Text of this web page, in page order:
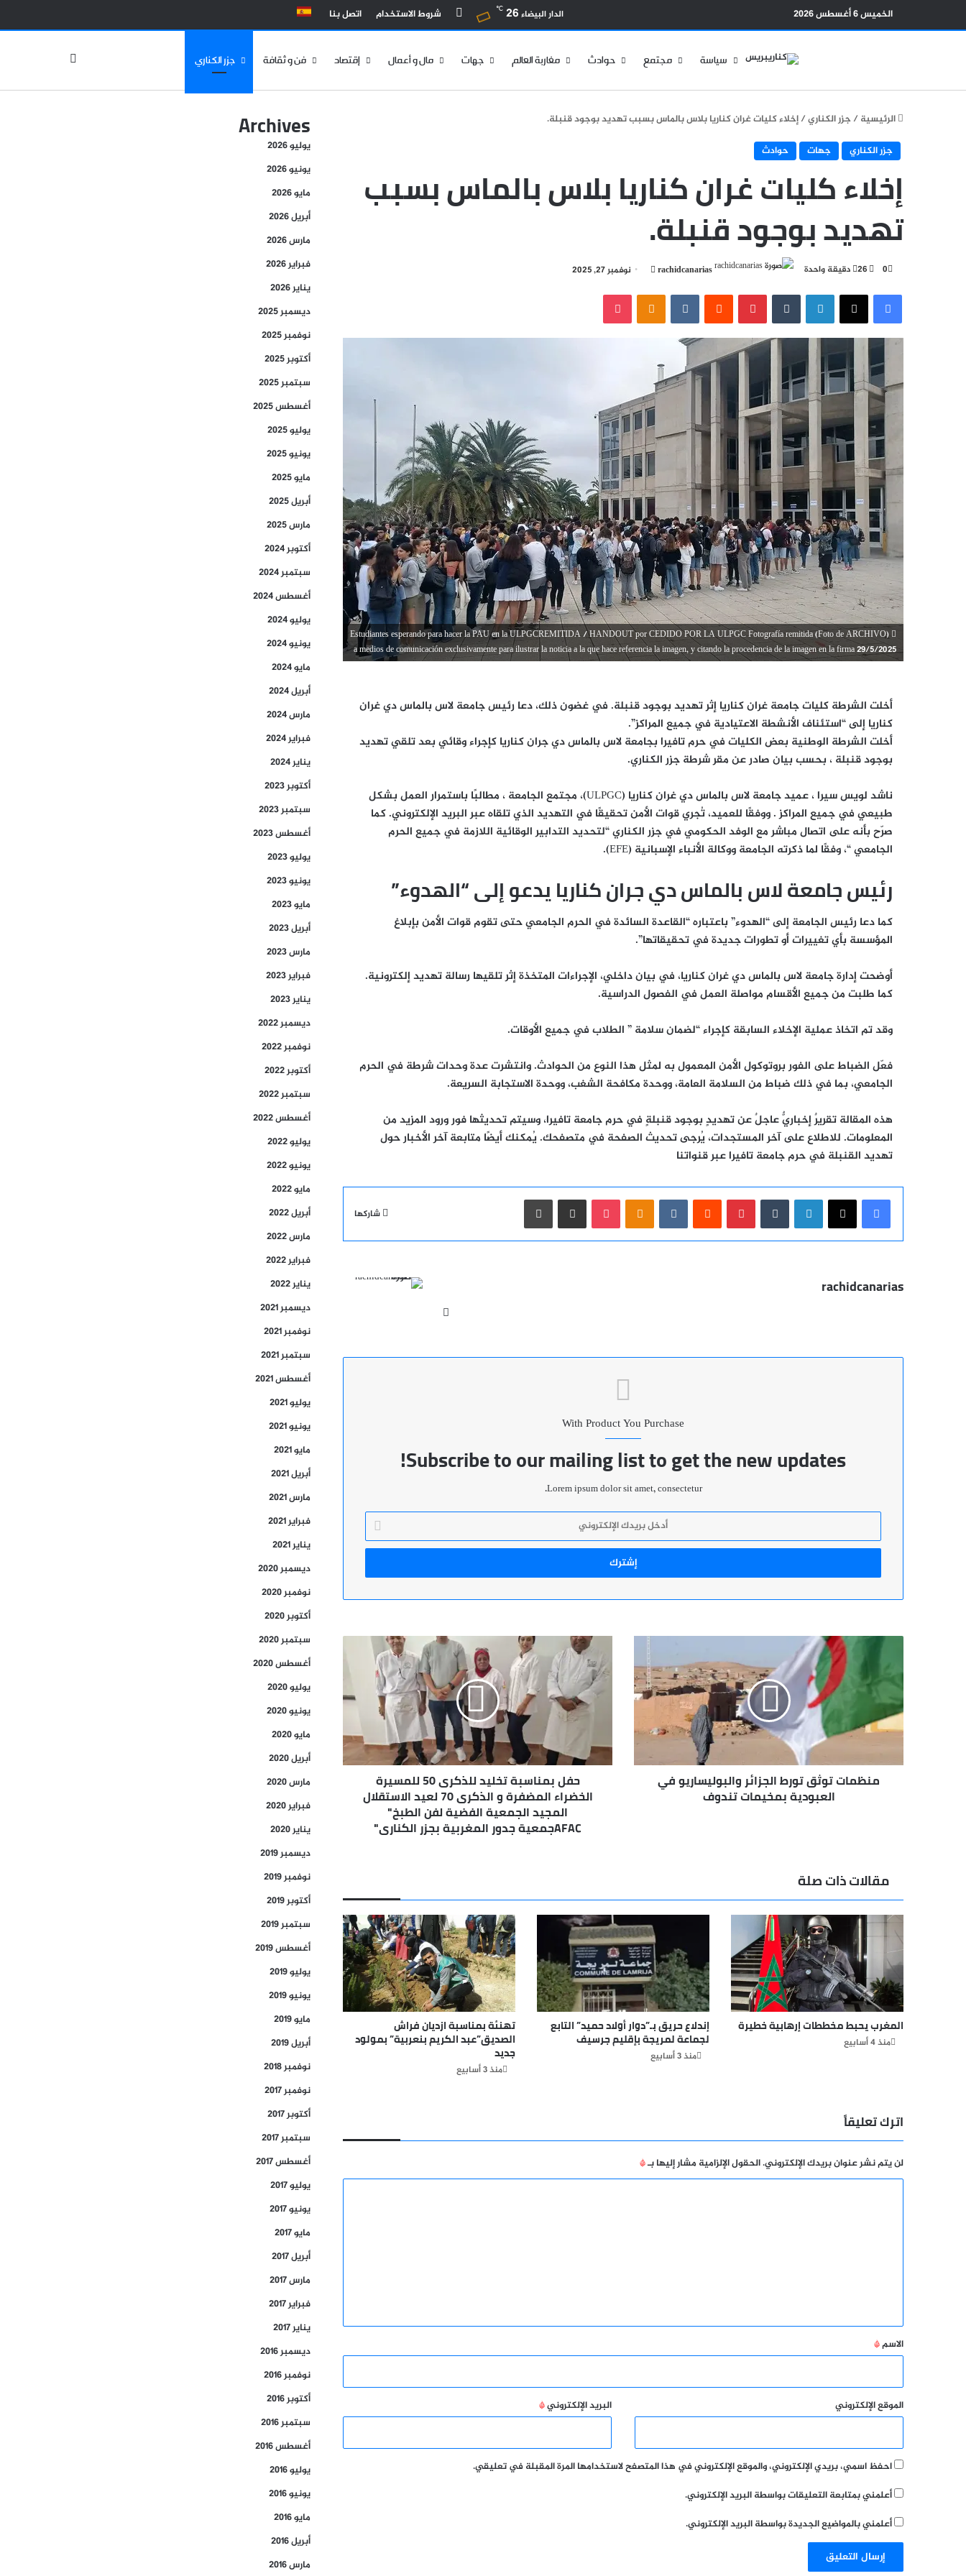
الخميس 6 أغسطس 2026 الدار البيضاء 26
℃ بحث عن
شروط الاستخدام اتصل بنا
سياسة مجتمع حوادث مغاربة العالم جهات مال و أعمال إقتصاد فن و ثقافة جزر الكناري
الرئيسية/جزر الكناري/إخلاء كليات غران كناريا بلاس بالماس بسبب تهديد بوجود قنبلة.
جزر الكناري
جهات حوادث
إخلاء كليات غران كناريا بلاس بالماس بسبب
تهديد بوجود قنبلة.
rachidcanarias
أرسل
إلكترونيا
نوفمبر 27, 2025 0 دقيقة واحدة
فيسبوك‫X لينكدإن بينتيريست Odnoklassniki
‫Pocket
(Foto de ARCHIVO) Estudiantes esperando para hacer la PAU en la ULPGCREMITIDA / HANDOUT por CEDIDO POR LA ULPGC Fotografía remitida
a medios de comunicación exclusivamente para ilustrar la noticia a la que hace referencia la imagen, y citando la procedencia de la imagen en la firma 29/5/2025
أخلت الشرطة كليات جامعة غران كناريا إثر تهديد بوجود قنبلة. في غضون ذلك، دعا رئيس جامعة لاس بالماس دي غران
كناريا إلى “استئناف الأنشطة الاعتيادية في جميع المراكز”.
أخلت الشرطة الوطنية بعض الكليات في حرم تافيرا بجامعة لاس بالماس دي جران كناريا كإجراء وقائي بعد تلقيتهديد
بوجود قنبلة ، بحسب بيان صادر عن مقر شرطة جزر الكناري.
ناشد لويس سيرا ، عميد جامعة لاس بالماس دي غران كناريا (ULPGC)،
مجتمع الجامعة ، مطالبًا باستمرار العمل بشكل
طبيعي في جميع المراكز. ووفقًا للعميد، تُجري قوات الأمن تحقيقًا في التهديد الذي تلقاه عبر البريد الإلكتروني. كما
صرّح بأنه على اتصال مباشر مع الوفد الحكومي في جزر الكناري“لتحديد التدابير الوقائية اللازمة في جميع الحرم
الجامعي“، وفقًا لما ذكرته الجامعة ووكالة الأنباء الإسبانية (EFE).
رئيس جامعة لاس بالماس دي جران كناريا يدعو إلى “الهدوء”
كما دعا رئيس الجامعة إلى“الهدوء” باعتباره “القاعدة السائدة في الحرم الجامعي حتى تقوم قوات الأمن بإبلاغ
المؤسسة بأي تغييرات أو تطورات جديدة في تحقيقاتها”.
أوضحت إدارة جامعة لاس بالماس دي غران كناريا، في بيان داخلي، الإجراءات المتخذة إثر تلقيها رسالة تهديد إلكترونية.
كما طلبت من جميع الأقسام مواصلة العمل في الفصول الدراسية.
وقد تم اتخاذ عملية الإخلاء السابقة كإجراء “لضمانسلامة ” الطلاب في جميع الأوقات.
فعّل الضباط على الفوربروتوكول الأمن المعمول به لمثل هذا النوع من الحوادث. وانتشرت عدة وحدات شرطة في الحرم
الجامعي، بما في ذلك ضباط من السلامة العامة، ووحدة مكافحة الشغب، ووحدة الاستجابة السريعة.
هذه المقالة تقريرٌ إخباريٌّ عاجلٌ عن تهديدٍ بوجود قنبلةٍ في حرم جامعة تافيرا، وسيتم تحديثها فور ورود المزيد من
المعلومات. للاطلاع على آخر المستجدات، يُرجى تحديث الصفحة في متصفحك. يُمكنك أيضًا متابعة آخر الأخبار حول
تهديد القنبلة في حرم جامعة تافيرا عبر قنواتنا
شاركها
فيسبوك‫X لينكدإن بينتيريست Odnoklassniki
‫Pocket مشاركة عبر البريد طباعة
rachidcanarias
With Product You Purchase
Subscribe to our mailing list to get the new updates!
Lorem ipsum dolor sit amet, consectetur.
أدخل
الإلكتروني
بمناسبة
تخليد
للذكرى
المضفرة
و
الاستقلال
الطبخ"
AFACجمعية
جدور
المغربية
بجزر
الكناري"
حفل بمناسبة تخليد للذكرى 50 للمسيرة
الخضراء المضفرة و الذكرى 70 لعيد الاستقلال
المجيد الجمعية الفضية لفن الطبخ"
AFACجمعية جدور المغربية بجزر الكناري"
منظمات
تورط
الجزائر
والبوليساريو
في
العبودية
تندوف
منظمات توثق تورط الجزائر والبوليساريو في
العبودية بمخيمات تندوف
مقالات ذات صلة
تهنئة بمناسبة ازديان فراش
الصديق”عبد الكريم بنعربية” بمولود
جديد
منذ 3 أسابيع
إندلاع حريق بـ”دوار أولاد حميد” التابع
لجماعة لمريجة بإقليم جرسيف
منذ 3 أسابيع
المغرب يحبط مخططات إرهابية خطيرة
منذ 4 أسابيع
اترك تعليقاً
لن يتم نشر عنوان بريدك الإلكتروني.الحقول الإلزامية مشار إليها بـ*
*
الاسم*
البريد الإلكتروني* الموقع الإلكتروني
احفظ اسمي، بريدي الإلكتروني، والموقع الإلكتروني في هذا المتصفح لاستخدامها المرة المقبلة في تعليقي.
أعلمني بمتابعة التعليقات بواسطة البريد الإلكتروني.
أعلمني بالمواضيع الجديدة بواسطة البريد الإلكتروني.
Archives
يوليو 2026
يونيو 2026
مايو 2026
أبريل 2026
مارس 2026
فبراير 2026
يناير 2026
ديسمبر 2025
نوفمبر 2025
أكتوبر 2025
سبتمبر 2025
أغسطس 2025
يوليو 2025
يونيو 2025
مايو 2025
أبريل 2025
مارس 2025
أكتوبر 2024
سبتمبر 2024
أغسطس 2024
يوليو 2024
يونيو 2024
مايو 2024
أبريل 2024
مارس 2024
فبراير 2024
يناير 2024
أكتوبر 2023
سبتمبر 2023
أغسطس 2023
يوليو 2023
يونيو 2023
مايو 2023
أبريل 2023
مارس 2023
فبراير 2023
يناير 2023
ديسمبر 2022
نوفمبر 2022
أكتوبر 2022
سبتمبر 2022
أغسطس 2022
يوليو 2022
يونيو 2022
مايو 2022
أبريل 2022
مارس 2022
فبراير 2022
يناير 2022
ديسمبر 2021
نوفمبر 2021
سبتمبر 2021
أغسطس 2021
يوليو 2021
يونيو 2021
مايو 2021
أبريل 2021
مارس 2021
فبراير 2021
يناير 2021
ديسمبر 2020
نوفمبر 2020
أكتوبر 2020
سبتمبر 2020
أغسطس 2020
يوليو 2020
يونيو 2020
مايو 2020
أبريل 2020
مارس 2020
فبراير 2020
يناير 2020
ديسمبر 2019
نوفمبر 2019
أكتوبر 2019
سبتمبر 2019
أغسطس 2019
يوليو 2019
يونيو 2019
مايو 2019
أبريل 2019
نوفمبر 2018
نوفمبر 2017
أكتوبر 2017
سبتمبر 2017
أغسطس 2017
يوليو 2017
يونيو 2017
مايو 2017
أبريل 2017
مارس 2017
فبراير 2017
يناير 2017
ديسمبر 2016
نوفمبر 2016
أكتوبر 2016
سبتمبر 2016
أغسطس 2016
يوليو 2016
يونيو 2016
مايو 2016
أبريل 2016
مارس 2016